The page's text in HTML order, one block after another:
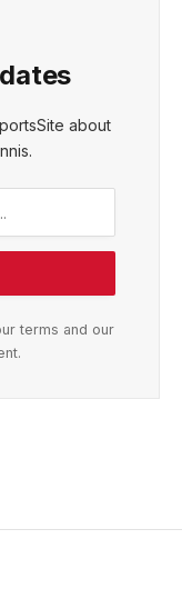
about
terms and our